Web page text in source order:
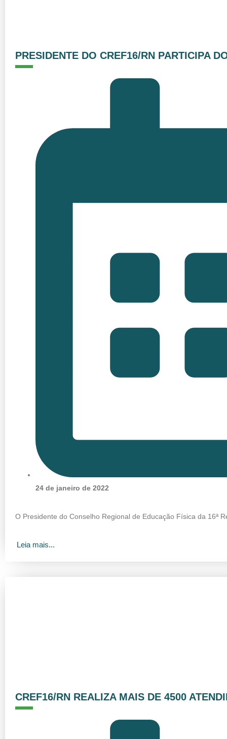
PRESIDENTE DO CREF16/RN PARTICIPA
24 de janeiro de 2022
O Presidente do Conselho Regional de Educação Física da 16ª
Leia mais...
CREF16/RN REALIZA MAIS DE 4500